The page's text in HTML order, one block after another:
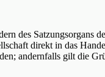
des Satzungsorgans
direkt in das
andernfalls gilt die